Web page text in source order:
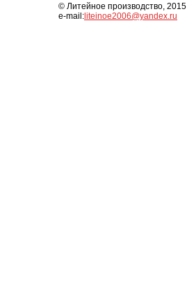
© Литейное производство, 2015
e-mail: liteinoe2006@yandex.ru